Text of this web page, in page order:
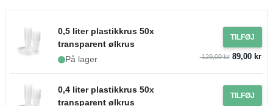
0,5 liter plastikkrus 50x
transparent ølkrus
På lager
TILFØJ
129,00 kr89,00 kr
0,4 liter plastikkrus 50x
transparent ølkrus
TILFØJ